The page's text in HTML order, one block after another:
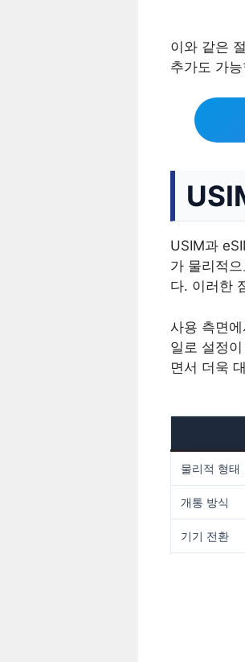
이와 같은
추가도 가
USIM과
가 물리적
다. 이러한
사용 측면
일로 설정
면서 더욱
물리적 형태
개통 방식
기기 전환